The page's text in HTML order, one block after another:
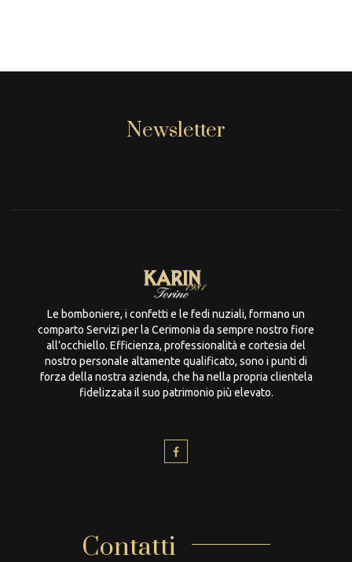
Newsletter
Le bomboniere, i confetti e le fedi nuziali, formano un
comparto Servizi per la Cerimonia da sempre nostro fiore
all’occhiello. Efficienza, professionalità e cortesia del
nostro personale altamente qualificato, sono i punti di
forza della nostra azienda, che ha nella propria clientela
fidelizzata il suo patrimonio più elevato.
Contatti